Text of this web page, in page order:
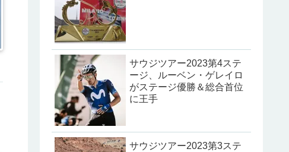
サウジツアー2023第4ステ
ージ、ルーベン・ゲレイロ
がステージ優勝＆総合首位
に王手
サウジツアー2023第3ステ